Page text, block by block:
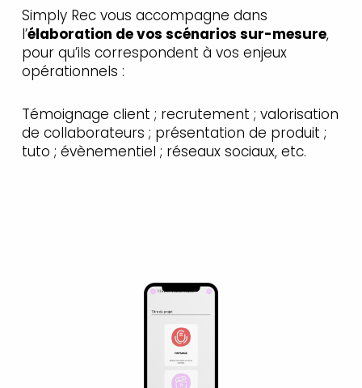
Simply Rec vous accompagne dans
l’élaboration de vos scénarios sur-mesure,
pour qu’ils correspondent à vos enjeux
opérationnels :
Témoignage client ; recrutement ; valorisation
de collaborateurs ; présentation de produit ;
tuto ; évènementiel ; réseaux sociaux, etc.